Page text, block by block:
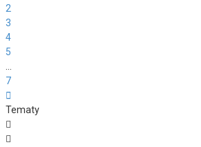
2
3
4
5
7
Tematy